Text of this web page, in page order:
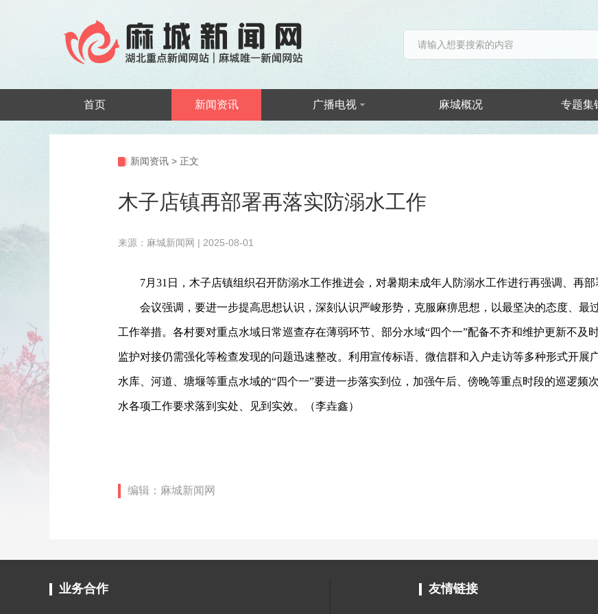
首页 新闻资讯 广播电视 麻城概况 专题集
新闻资讯 > 正文
木子店镇再部署再落实防溺水工作
来源：麻城新闻网 | 2025-08-01
7月31日，木子店镇组织召开防溺水工作推进会，对暑期未成年人防溺水工作进行再强调、再部
会议强调，要进一步提高思想认识，深刻认识严峻形势，克服麻痹思想，以最坚决的态度、最
工作举措。各村要对重点水域日常巡查存在薄弱环节、部分水域“四个一”配备不齐和维护更新不及
监护对接仍需强化等检查发现的问题迅速整改。利用宣传标语、微信群和入户走访等多种形式开展
水库、河道、塘堰等重点水域的“四个一”要进一步落实到位，加强午后、傍晚等重点时段的巡逻频
水各项工作要求落到实处、见到实效。（李垚鑫）
编辑：麻城新闻网
业务合作 友情链接